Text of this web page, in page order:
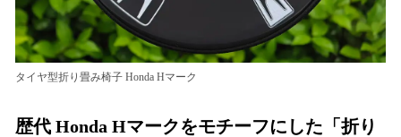
タイヤ型折り畳み椅子 Honda Hマーク
歴代 Honda Hマークをモチーフにした「折り